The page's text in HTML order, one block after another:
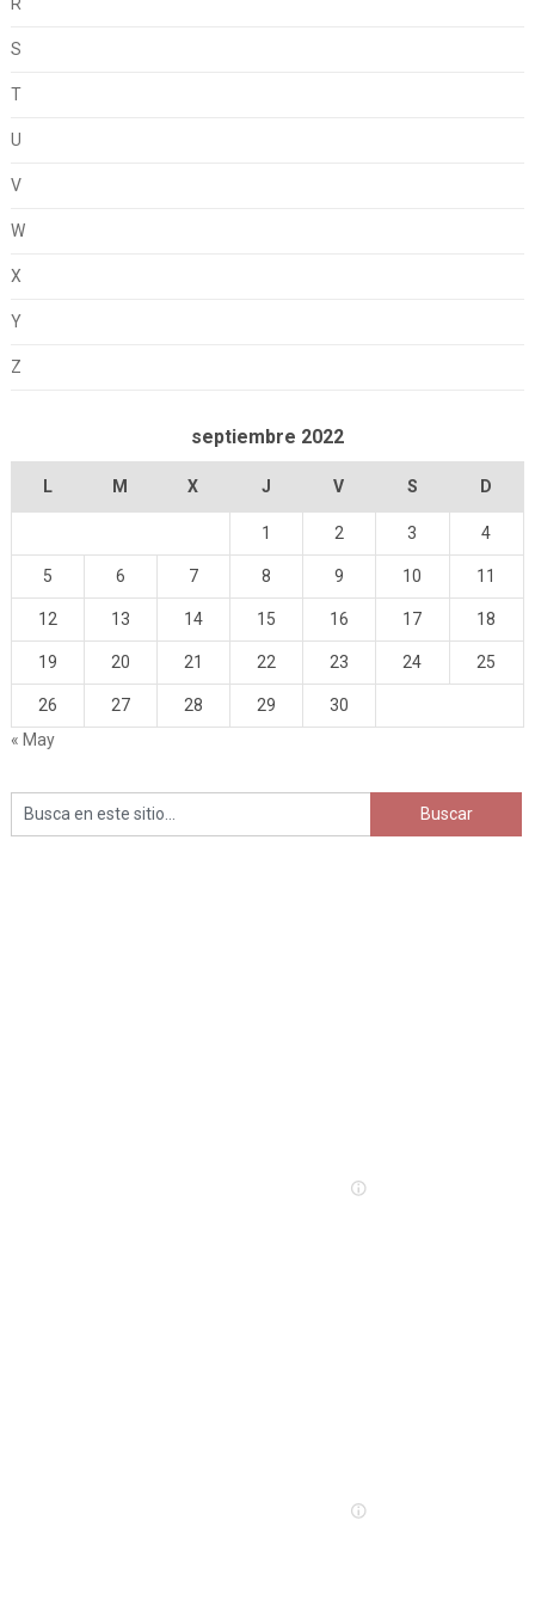
S
T
U
V
W
X
Y
Z
septiembre 2022
L M X J V S D
1 2 3 4
5 6 7 8 9 10 11
12 13 14 15 16 17 18
19 20 21 22 23 24 25
26 27 28 29
30
« May